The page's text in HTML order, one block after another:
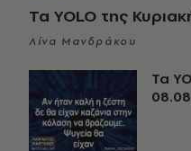
Τα YOLO της
Λίνα Μανδράκου
Τα